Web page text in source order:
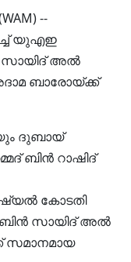
--
യുഎഇ
സായിദ് അൽ
ബാരോയ്ക്ക്
ദുബായ്
ബിൻ റാഷിദ്
കോടതി
സായിദ് അൽ
സമാനമായ